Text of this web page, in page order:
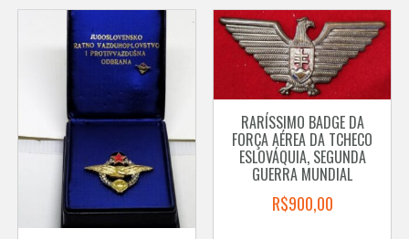
recente
RARÍSSIMO BADGE DA
FORÇA AÉREA DA TCHECO
ESLOVÁQUIA, SEGUNDA
GUERRA MUNDIAL
R$900,00